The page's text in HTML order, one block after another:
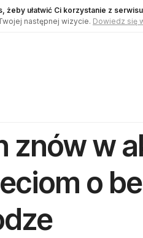
żeby ułatwić Ci korzystanie z serwisu
następnej wizycie. Dowiedz się
znów w
o